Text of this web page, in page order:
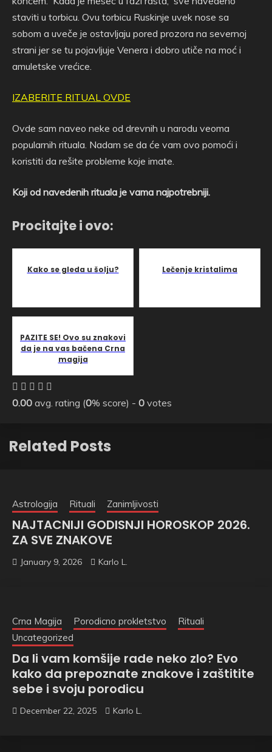
staviti u torbicu. Ovu torbicu Ruskinje uvek nose sa
sobom a uveče je ostavljaju pored prozora na severnoj
strani jer se tu pojavljuje Venera i dobro utiče na moć i
amuletske vrećice.
IZABERITE RITUAL OVDE
Ovde sam naveo neke od drevnih u narodu veoma
popularnih rituala. Nadam se da će vam ovo pomoći i
koristiti da rešite probleme koje imate.
Koji od navedenih rituala je vama najpotrebniji.
Procitajte i ovo:
Kako se gleda u šolju? Lečenje kristalima
PAZITE SE! Ovo su znakovi
da je na vas bačena Crna
magija
0.00 avg. rating (0% score) - 0 votes
Related Posts
Astrologija Rituali Zanimljivosti
NAJTACNIJI GODISNJI HOROSKOP 2026.
ZA SVE ZNAKOVE
January 9, 2026 Karlo L.
Crna Magija Porodicno prokletstvo
Rituali
Uncategorized
Da li vam komšije rade neko zlo? Evo
kako da prepoznate znakove i zaštitite
sebe i svoju porodicu
December 22, 2025 Karlo L.